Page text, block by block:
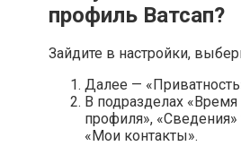
профиль Ватсап?
Зайдите в настройки,
Далее —
В подразделах
профиля»,
«Мои контакты».